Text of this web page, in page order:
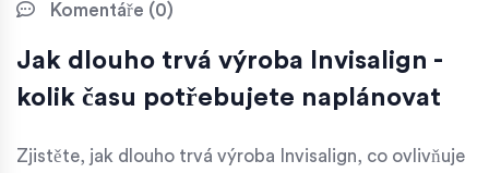
Komentáře (0)
Jak dlouho trvá výroba Invisalign -
kolik času potřebujete naplánovat
Zjistěte, jak dlouho trvá výroba Invisalign, co ovlivňuje